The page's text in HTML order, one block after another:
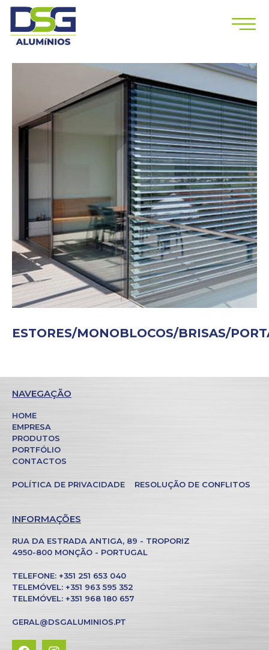
ESTORES/MONOBLOCOS/BRISAS/
NAVEGAÇÃO
HOME
EMPRESA
PRODUTOS
PORTFÓLIO
CONTACTOS
POLÍTICA DE PRIVACIDADE RESOLUÇÃO DE CONFLITOS
INFORMAÇÕES
RUA DA ESTRADA ANTIGA, 89 - TROPORIZ
4950-800 MONÇÃO - PORTUGAL
TELEFONE: +351 251 653 040
TELEMÓVEL: +351 963 595 352
TELEMÓVEL: +351 968 180 657
GERAL@DSGALUMINIOS.PT